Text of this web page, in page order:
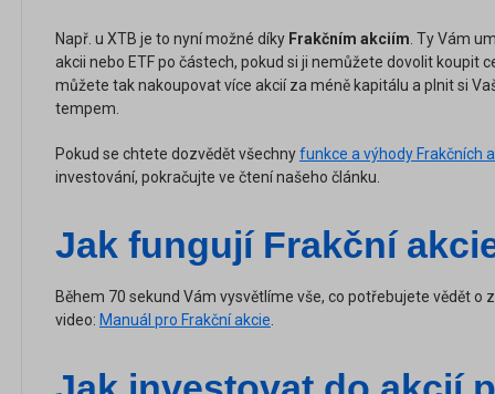
Např. u XTB je to nyní možné díky Frakčním akciím. Ty Vám
akcii nebo ETF po částech, pokud si ji nemůžete dovolit koupit
můžete tak nakoupovat více akcií za méně kapitálu a plnit si
tempem.
Pokud se chtete dozvědět všechnyfunkce a výhody Frakčních
investování, pokračujte ve čtení našeho článku.
Jak fungují Frakční
Během 70 sekund Vám vysvětlíme vše, co potřebujete vědět o
video: Manuál pro Frakční akcie.